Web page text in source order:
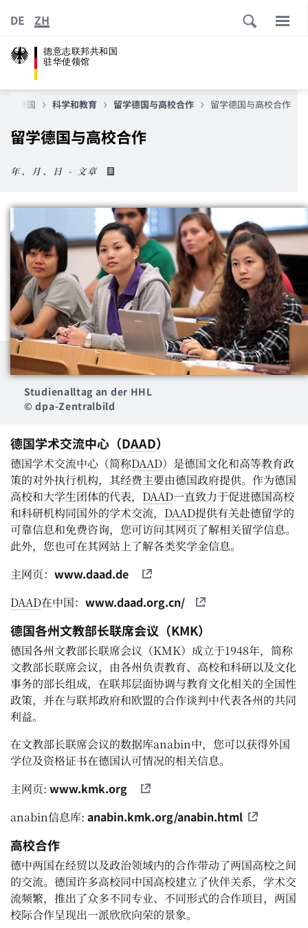
德意志联邦共和国
驻华使领馆
DE ZH
到德国 科学和教育 留学德国与高校合作 留学德国与高校合作
留学德国与高校合作
年、月、日 - 文章
Studienalltag an der HHL
© dpa-Zentralbild
德国学术交流中心（DAAD）
德国学术交流中心（简称DAAD）是德国文化和高等教育政
策的对外执行机构，其经费主要由德国政府提供。作为德国
高校和大学生团体的代表， DAAD一直致力于促进德国高校
和科研机构同国外的学术交流， DAAD提供有关赴德留学的
可靠信息和免费咨询，您可访问其网页了解相关留学信息。
此外，您也可在其网站上了解各类奖学金信息。
主网页： www.daad.de
DAAD在中国： www.daad.org.cn/
德国各州文教部长联席会议（KMK）
德国各州文教部长联席会议（KMK）成立于1948年，简称
文教部长联席会议，由各州负责教育、高校和科研以及文化
事务的部长组成，在联邦层面协调与教育文化相关的全国性
政策，并在与联邦政府和欧盟的合作谈判中代表各州的共同
利益。
在文教部长联席会议的数据库anabin中，您可以获得外国
学位及资格证书在德国认可情况的相关信息。
主网页: www.kmk.org
anabin信息库: anabin.kmk.org/anabin.html
高校合作
德中两国在经贸以及政治领域内的合作带动了两国高校之间
的交流。德国许多高校同中国高校建立了伙伴关系，学术交
流频繁，推出了众多不同专业、不同形式的合作项目，两国
校际合作呈现出一派欣欣向荣的景象。